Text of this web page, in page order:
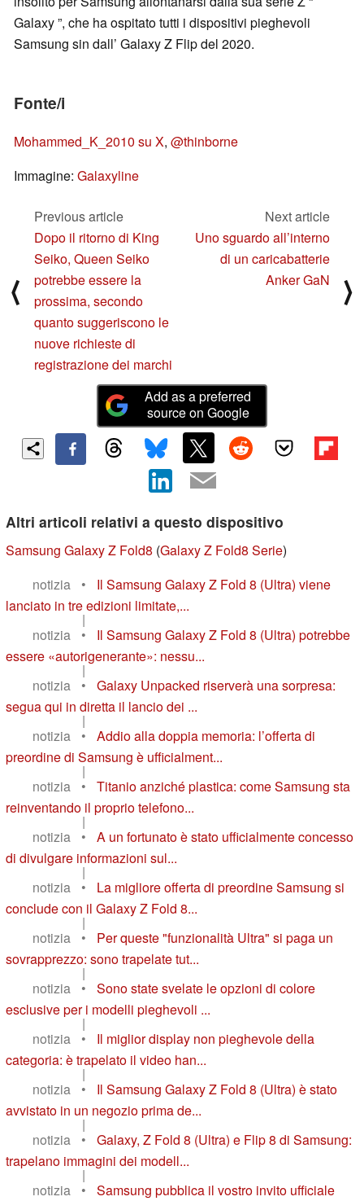
Galaxy ”, che ha ospitato tutti i dispositivi pieghevoli
Samsung sin dall’ Galaxy Z Flip del 2020.
Fonte/i
Mohammed_K_2010 su X, @thinborne
Immagine: Galaxyline
⟨
Previous article
Dopo il ritorno di King
Seiko, Queen Seiko
potrebbe essere la
prossima, secondo
quanto suggeriscono le
nuove richieste di
registrazione dei marchi
Next article
Uno sguardo all’interno
di un caricabatterie
Anker GaN
⟩
Add as a preferred
source on Google
Altri articoli relativi a questo dispositivo
Samsung Galaxy Z Fold8 (Galaxy Z Fold8 Serie)
notizia
•
Il Samsung Galaxy Z Fold 8 (Ultra) viene
lanciato in tre edizioni limitate,...
|
notizia
•
Il Samsung Galaxy Z Fold 8 (Ultra) potrebbe
essere «autorigenerante»: nessu...
|
notizia
•
Galaxy Unpacked riserverà una sorpresa:
segua qui in diretta il lancio dei ...
|
notizia
•
Addio alla doppia memoria: l’offerta di
preordine di Samsung è ufficialment...
|
notizia
•
Titanio anziché plastica: come Samsung sta
reinventando il proprio telefono...
|
notizia
•
A un fortunato è stato ufficialmente concesso
di divulgare informazioni sul...
|
notizia
•
La migliore offerta di preordine Samsung si
conclude con il Galaxy Z Fold 8...
|
notizia
•
Per queste "funzionalità Ultra" si paga un
sovrapprezzo: sono trapelate tut...
|
notizia
•
Sono state svelate le opzioni di colore
esclusive per i modelli pieghevoli ...
|
notizia
•
Il miglior display non pieghevole della
categoria: è trapelato il video han...
|
notizia
•
Il Samsung Galaxy Z Fold 8 (Ultra) è stato
avvistato in un negozio prima de...
|
notizia
•
Galaxy, Z Fold 8 (Ultra) e Flip 8 di Samsung:
trapelano immagini dei modell...
|
notizia
•
Samsung pubblica il vostro invito ufficiale